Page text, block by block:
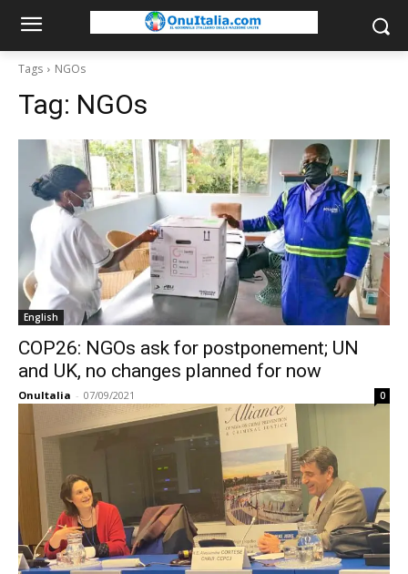
Tags NGOs
Tag: NGOs
English
COP26: NGOs ask for postponement; UN
and UK, no changes planned for now
OnuItalia - 07/09/2021 0